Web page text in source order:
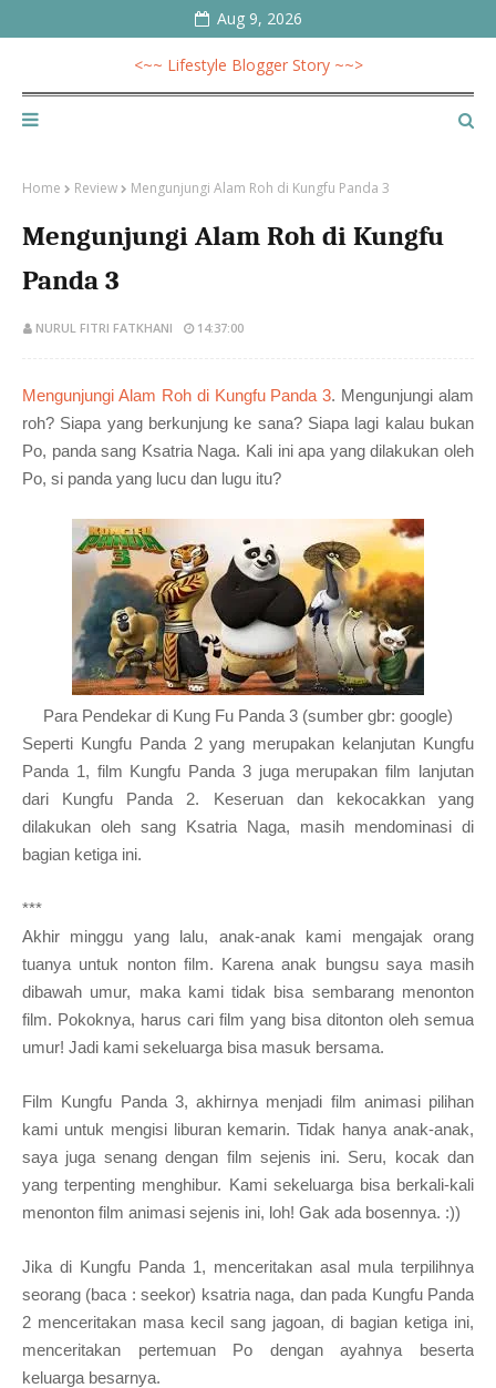
Aug 9, 2026
<~~ Lifestyle Blogger Story ~~>
Home Review Mengunjungi Alam Roh di Kungfu Panda 3
Mengunjungi Alam Roh di Kungfu
Panda 3
NURUL FITRI FATKHANI 14:37:00
Mengunjungi Alam Roh di Kungfu Panda 3. Mengunjungi alam
roh? Siapa yang berkunjung ke sana? Siapa lagi kalau bukan
Po, panda sang Ksatria Naga. Kali ini apa yang dilakukan oleh
Po, si panda yang lucu dan lugu itu?
Para Pendekar di Kung Fu Panda 3 (sumber gbr: google)
Seperti Kungfu Panda 2 yang merupakan kelanjutan Kungfu
Panda 1, film Kungfu Panda 3 juga merupakan film lanjutan
dari Kungfu Panda 2. Keseruan dan kekocakkan yang
dilakukan oleh sang Ksatria Naga, masih mendominasi di
bagian ketiga ini.
***
Akhir minggu yang lalu, anak-anak kami mengajak orang
tuanya untuk nonton film. Karena anak bungsu saya masih
dibawah umur, maka kami tidak bisa sembarang menonton
film. Pokoknya, harus cari film yang bisa ditonton oleh semua
umur! Jadi kami sekeluarga bisa masuk bersama.
Film Kungfu Panda 3, akhirnya menjadi film animasipilihan
kami untuk mengisi liburan kemarin. Tidak hanya anak-anak,
saya juga senang dengan film sejenis ini. Seru, kocak dan
yang terpenting menghibur. Kami sekeluarga bisa berkali-kali
menonton film animasi sejenis ini, loh! Gak ada bosennya. :))
Jika di Kungfu Panda 1, menceritakan asal mula terpilihnya
seorang (baca : seekor) ksatria naga, dan pada Kungfu Panda
2 menceritakan masa kecil sang jagoan, di bagian ketiga ini,
menceritakan pertemuan Po dengan ayahnya beserta
keluarga besarnya.